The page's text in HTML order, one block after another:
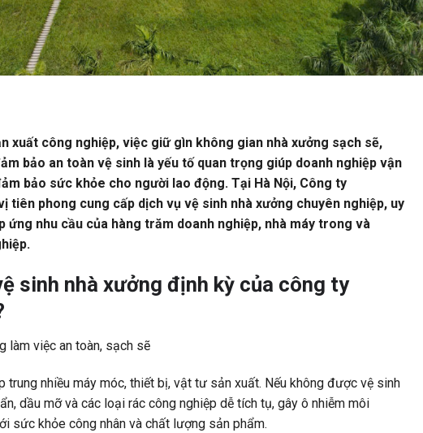
xuất công nghiệp, việc giữ gìn không gian nhà xưởng sạch sẽ,
bảo an toàn vệ sinh là yếu tố quan trọng giúp doanh nghiệp vận
bảo sức khỏe cho người lao động. Tại Hà Nội, Công ty
tiên phong cung cấp dịch vụ vệ sinh nhà xưởng chuyên nghiệp, uy
ứng nhu cầu của hàng trăm doanh nghiệp, nhà máy trong và
sinh nhà xưởng định kỳ của công ty
làm việc an toàn, sạch sẽ
trung nhiều máy móc, thiết bị, vật tư sản xuất. Nếu không được vệ sinh
dầu mỡ và các loại rác công nghiệp dễ tích tụ, gây ô nhiễm môi
sức khỏe công nhân và chất lượng sản phẩm.